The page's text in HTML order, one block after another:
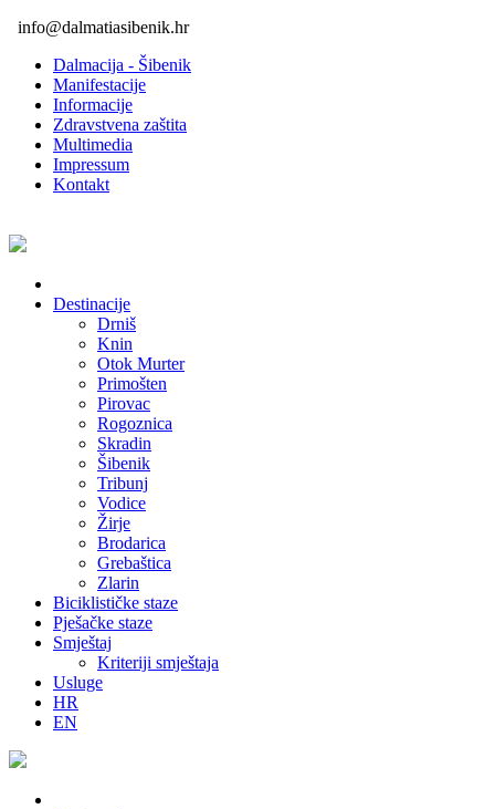
info@dalmatiasibenik.hr
Dalmacija - Šibenik
Manifestacije
Informacije
Zdravstvena zaštita
Multimedia
Impressum
Kontakt
Destinacije
Drniš
Knin
Otok Murter
Primošten
Pirovac
Rogoznica
Skradin
Šibenik
Tribunj
Vodice
Žirje
Brodarica
Grebaštica
Zlarin
Biciklističke staze
Pješačke staze
Smještaj
Kriteriji smještaja
Usluge
HR
EN